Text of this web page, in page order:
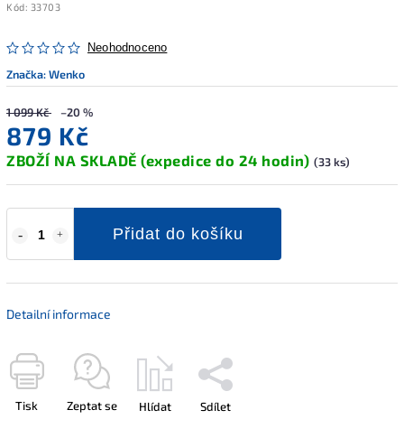
Kód: 33703
Neohodnoceno
Značka:Wenko
1 099 Kč –20 %
879 Kč
ZBOŽÍ NA SKLADĚ (expedice do 24 hodin) (33 ks)
Přidat do košíku
Detailní informace
Tisk Zeptat se Hlídat Sdílet